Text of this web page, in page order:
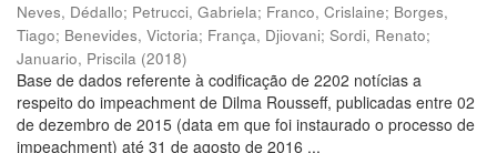
Neves, Dédallo; Petrucci, Gabriela; Franco, Crislaine; Borges,
Tiago; Benevides, Victoria; França, Djiovani; Sordi, Renato;
Januario, Priscila (2018)
Base de dados referente à codificação de 2202 notícias a
respeito do impeachment de Dilma Rousseff, publicadas entre 02
de dezembro de 2015 (data em que foi instaurado o processo de
impeachment) até 31 de agosto de 2016 ...